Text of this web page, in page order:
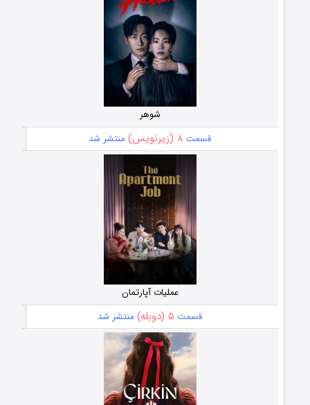
شوهر
قسمت ۸ (زیرنویس) منتشر شد
عملیات آپارتمان
قسمت ۵ (دوبله) منتشر شد